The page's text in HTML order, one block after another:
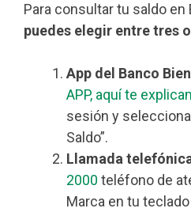
Para consultar tu saldo en
puedes elegir entre tres
App del Banco
APP, aquí te
sesión y
Saldo”.
Llamada
2000 teléfono de
Marca en tu